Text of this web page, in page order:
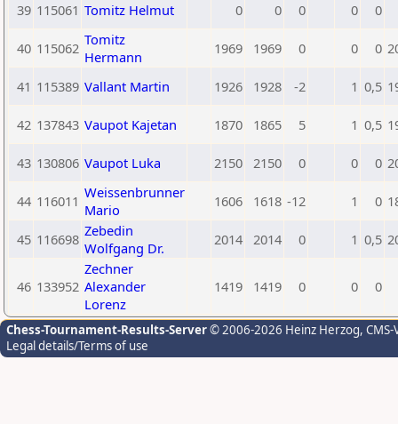
39 115061 Tomitz Helmut 0 0 0 0 0
40 115062 Tomitz
Hermann
1969 1969 0 0 0
41 115389 Vallant Martin 1926 1928 -2 1 0,5
42 137843 Vaupot Kajetan 1870 1865 5 1 0,5
43 130806 Vaupot Luka 2150 2150 0 0 0
44 116011 Weissenbrunner
Mario
1606 1618 -12 1 0
45 116698 Zebedin
Wolfgang Dr.
2014 2014 0 1 0,5
46 133952
Zechner
Alexander
Lorenz
1419 1419 0 0 0
Chess-Tournament-Results-Server© 2006-2026 Heinz Herzog,
Legal details/Terms of use